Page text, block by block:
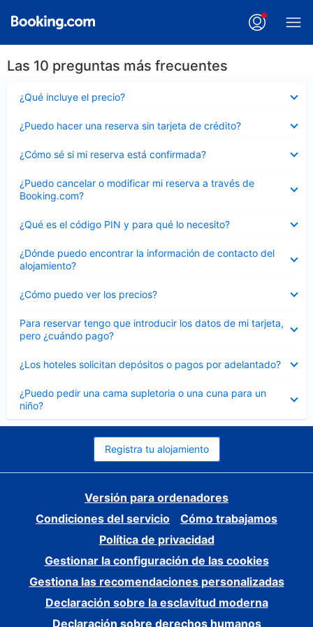
Las 10 preguntas más frecuentes
¿Qué incluye el precio?
cerrado
¿Puedo hacer una reserva sin tarjeta de crédito?
cerrado
¿Cómo sé si mi reserva está confirmada?
cerrado
¿Puedo cancelar o modificar mi reserva a través de
Booking.com?
cerrado
¿Qué es el código PIN y para qué lo necesito?
cerrado
¿Dónde puedo encontrar la información de contacto del
alojamiento?
cerrado
¿Cómo puedo ver los precios?
cerrado
Para reservar tengo que introducir los datos de mi tarjeta,
pero ¿cuándo pago?
cerrado
¿Los hoteles solicitan depósitos o pagos por adelantado?
cerrado
¿Puedo pedir una cama supletoria o una cuna para un
niño?
cerrado
Registra tu alojamiento
Versión para ordenadores
Condiciones del servicio
Cómo trabajamos
Política de privacidad
Gestionar la configuración de las cookies
Gestiona las recomendaciones personalizadas
Declaración sobre la esclavitud moderna
Declaración sobre derechos humanos